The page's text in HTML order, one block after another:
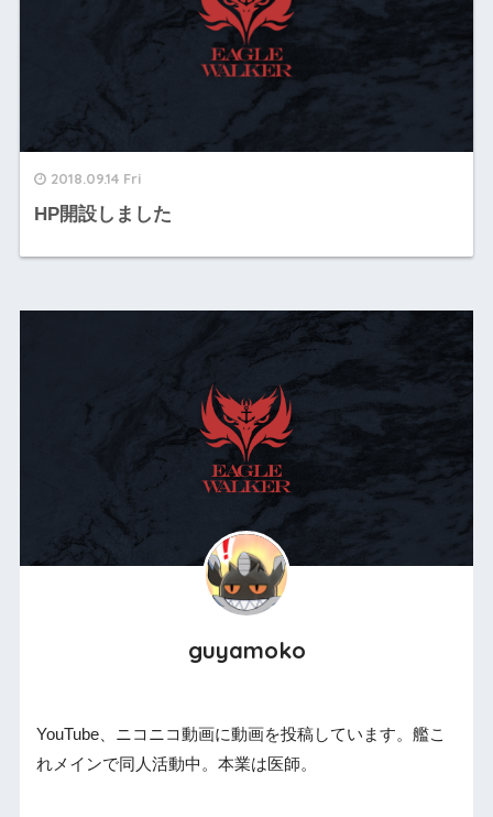
2018.09.14 Fri
HP開設しました
guyamoko
YouTube、ニコニコ動画に動画を投稿しています。艦こ
れメインで同人活動中。本業は医師。